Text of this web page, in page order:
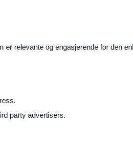
relevante og engasjerende for den
party advertisers.